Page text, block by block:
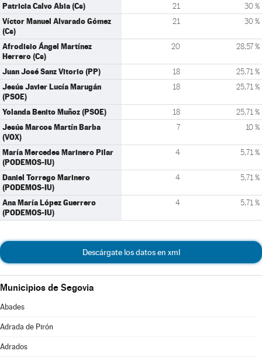
Patricia Calvo Abia (Cs) 21 30 %
Víctor Manuel Alvarado Gómez
(Cs)
21 30 %
Afrodisio Ángel Martínez
Herrero (Cs)
20 28,57 %
Juan José Sanz Vitorio (PP) 18 25,71 %
Jesús Javier Lucía Marugán
(PSOE)
18 25,71 %
Yolanda Benito Muñoz (PSOE) 18 25,71 %
Jesús Marcos Martín Barba
(VOX)
7 10 %
María Mercedes Marinero Pilar
(PODEMOS-IU)
4 5,71 %
Daniel Torrego Marinero
(PODEMOS-IU)
4 5,71 %
Ana María López Guerrero
(PODEMOS-IU)
4 5,71 %
Descárgate los datos en xml
Municipios de Segovia
Abades
Adrada de Pirón
Adrados